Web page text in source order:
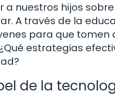
a nuestros hijos
A través de la
para que tomen
estrategias
de la